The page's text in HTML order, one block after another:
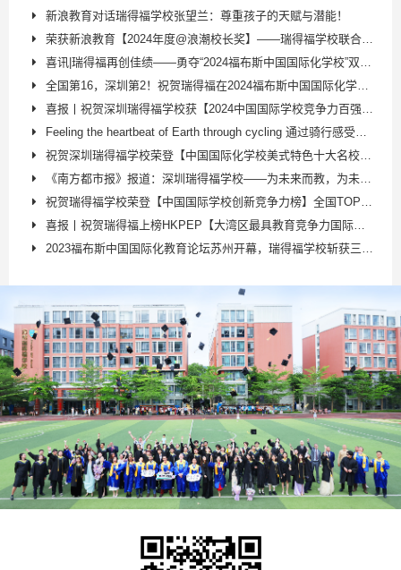
新浪教育对话瑞得福学校张望兰：尊重孩子的天赋与潜能！
荣获新浪教育【2024年度@浪潮校长奖】——瑞得福学校联合创始人张望兰再添殊荣！
喜讯|瑞得福再创佳绩——勇夺“2024福布斯中国国际化学校”双项殊荣！！！！
全国第16，深圳第2！祝贺瑞得福在2024福布斯中国国际化学校年度评选中名列前茅
喜报丨祝贺深圳瑞得福学校获【2024中国国际学校竞争力百强榜】TOP45，蝉联5A顶级师资！
Feeling the heartbeat of Earth through cycling 通过骑行感受地球的心跳：瑞得福校长
祝贺深圳瑞得福学校荣登【中国国际化学校美式特色十大名校·2024】&【中国国际化学校科研特色百强校·2024】
《南方都市报》报道：深圳瑞得福学校——为未来而教，为未来而学，推出AI等特色课程，赋能学生多元发展
祝贺瑞得福学校荣登【中国国际学校创新竞争力榜】全国TOP18；深圳第二！
喜报丨祝贺瑞得福上榜HKPEP【大湾区最具教育竞争力国际学校】TOP38
2023福布斯中国国际化教育论坛苏州开幕，瑞得福学校斩获三大重磅奖项